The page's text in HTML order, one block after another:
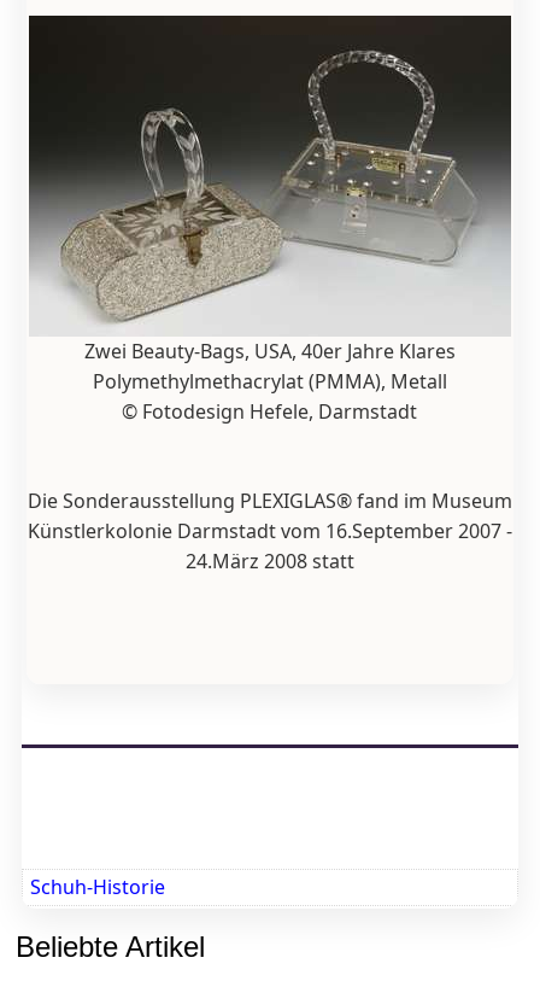
Zwei Beauty-Bags, USA, 40er Jahre Klares
Polymethylmethacrylat (PMMA), Metall
© Fotodesign Hefele, Darmstadt
Die Sonderausstellung PLEXIGLAS® fand im Museum
Künstlerkolonie Darmstadt vom 16.September 2007 -
24.März 2008 statt
Schuh-Historie
Beliebte Artikel